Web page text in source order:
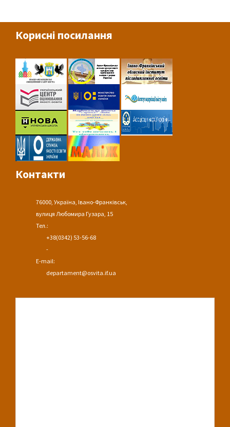
Корисні посилання
Контакти
76000, Україна, Івано-Франківськ,
вулиця Любомира Гузара, 15
Тел.:
+38(0342) 53-56-68
-
E-mail:
departament@osvita.if.ua